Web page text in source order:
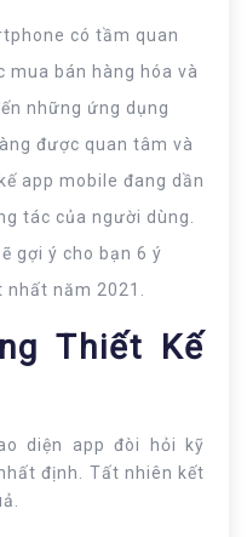
có tầm quan
mua bán hàng hóa và
những ứng dụng
được quan tâm và
app mobile đang dần
tác của người dùng.
gợi ý cho bạn 6 ý
năm 2021.
Thiết Kế
diện app đòi hỏi kỹ
định. Tất nhiên kết